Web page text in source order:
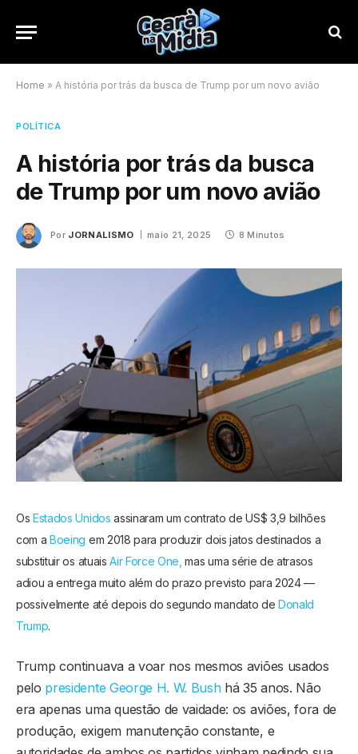
Home » A história por trás da busca de Trump por um novo avião
POLÍTICA
A história por trás da busca
de Trump por um novo avião
Por JORNALISMO maio 21, 2025 8 Minutos
OsEstados Unidos assinaram um contrato de US$ 3,9 bilhões
com aBoeing em 2018 para produzir dois jatos destinados a
substituir os atuais Air Force One, mas uma série de atrasos
adiou a entrega muito além do prazo previsto para 2024 —
possivelmente até depois do segundo mandato de Donald
Trump.
Trump continuava a voar nos mesmos aviões usados
pelo presidente George H. W. Bushhá 35 anos. Não
era apenas uma questão de vaidade: os aviões, fora de
produção, exigem manutenção constante, e